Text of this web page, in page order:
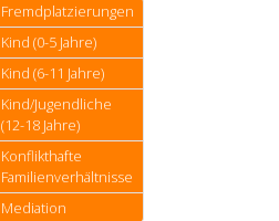
Fremdplatzierungen
Kind (0-5 Jahre)
Kind (6-11 Jahre)
Kind/Jugendliche
(12-18 Jahre)
Konflikthafte
Familienverhältnisse
Mediation